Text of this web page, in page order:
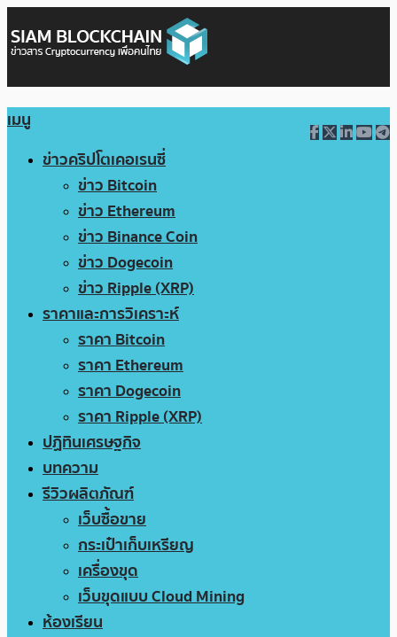
เมนู
ข่าวคริปโตเคอเรนซี่
ข่าว Bitcoin
ข่าว Ethereum
ข่าว Binance Coin
ข่าว Dogecoin
ข่าว Ripple (XRP)
ราคาและการวิเคราะห์
ราคา Bitcoin
ราคา Ethereum
ราคา Dogecoin
ราคา Ripple (XRP)
ปฏิทินเศรษฐกิจ
บทความ
รีวิวผลิตภัณฑ์
เว็บซื้อขาย
กระเป๋าเก็บเหรียญ
เครื่องขุด
เว็บขุดแบบ Cloud Mining
ห้องเรียน